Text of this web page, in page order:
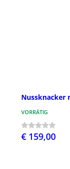
Nussknacker
VORRÄTIG
€ 159,00